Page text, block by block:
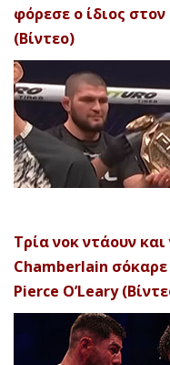
φόρεσε ο ίδιος
(Βίντεο)
Τρία νοκ ντάουν
Chamberlain
Pierce O’Leary